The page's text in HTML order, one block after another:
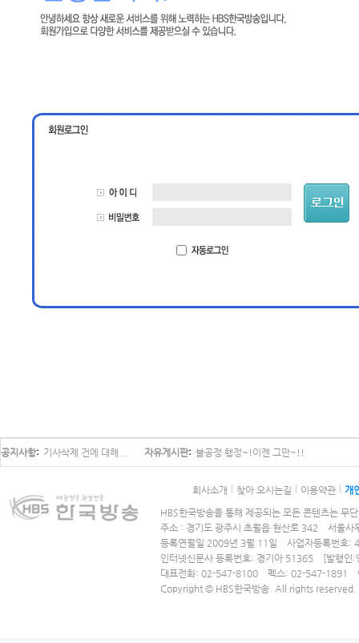
공지사항 기사삭제 건에 대해... 자유게시판 불공정 행정~!이젠 그만~!!
회사소개 찾아 오시는길 이용약관
개
HBS한국방송을 통해 제공되는 모든 콘텐츠는 무
주소 : 경기도 광주시 초월읍 현산로 342 서울
등록연월일 2009년 3월 11일 사업자등록번
인터넷신문사 등록번호: 경기아 51365
[발행인
대표전화: 02-547-8100 펙스: 02-547-1891
Copyright © HBS한국방송. All rights